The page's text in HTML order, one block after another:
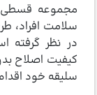
مجموعه قسطی
سلامت افراد،
در نظر گرفته
کیفیت اصلاح
سلیقه خود